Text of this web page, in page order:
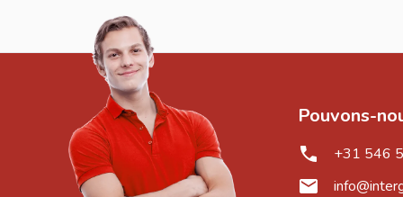
Pouvons-
+31 546